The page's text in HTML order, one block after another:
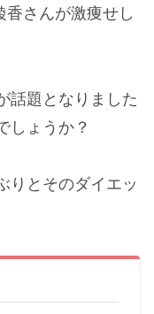
さんが激痩せし
話題となりました
しょうか？
りとそのダイエッ